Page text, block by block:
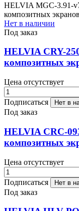
HELVIA MGC-3.91-
композитных
Нет в наличии
Под заказ
HELVIA CRY-
композитных
Цена отсутствует
Подписаться
Нет в
Под заказ
HELVIA CRC-
композитных
Цена отсутствует
Подписаться
Нет в
Под заказ